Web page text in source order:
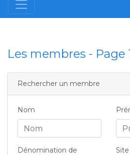
Les membres - Page
Rechercher un membre
Nom
Dénomination de